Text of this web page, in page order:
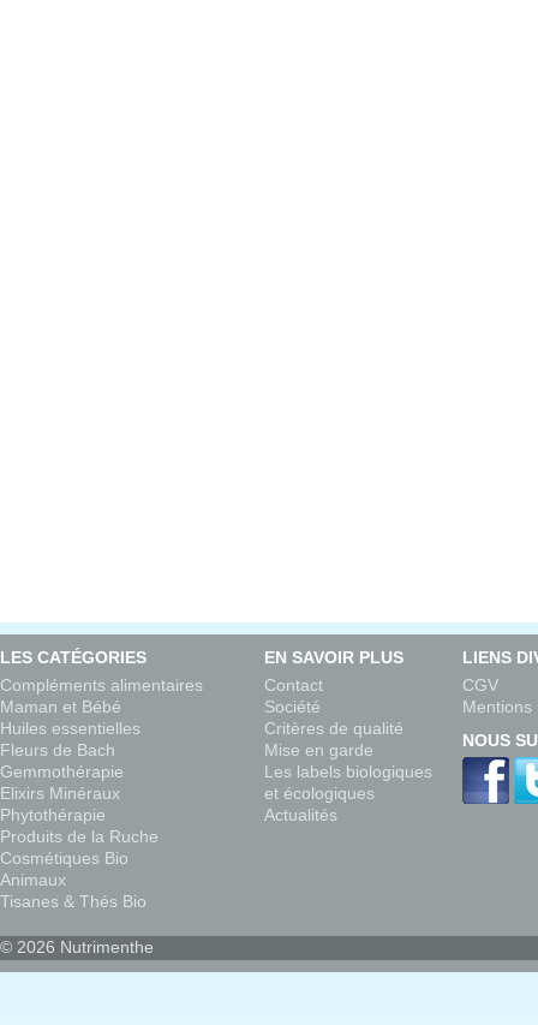
LES CATÉGORIES
Compléments alimentaires
Maman et Bébé
Huiles essentielles
Fleurs de Bach
Gemmothérapie
Elixirs Minéraux
Phytothérapie
Produits de la Ruche
Cosmétiques Bio
Animaux
Tisanes & Thés Bio
EN SAVOIR PLUS
Contact
Société
Critères de qualité
Mise en garde
Les labels biologiques
et écologiques
Actualités
LIENS
CGV
Mentions
NOUS
© 2026 Nutrimenthe